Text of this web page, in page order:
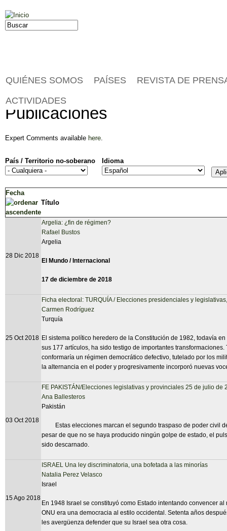
Jump to navigation
Formulario de búsqueda
Buscar
Publicaciones
Expert Comments available here.
País / Territorio no-soberano Idioma
Fecha
Título
28 Dic 2018
Argelia: ¿fin de régimen?
Rafael Bustos
Argelia
El Mundo / Internacional
17 de diciembre de 2018
25 Oct 2018
Ficha electoral: TURQUÍA / Elecciones presidenciales y
Carmen Rodríguez
Turquía
El sistema político heredero de la Constitución de 1982, todavía
sus 177 artículos, ha sido testigo de importantes
conformaría un régimen democrático defectivo, tutelado por los
la alternancia en el poder y progresivamente incorporó nuevas
03 Oct 2018
FE PAKISTÁN/Elecciones legislativas y provinciales 25 de julio de
Ana Ballesteros
Pakistán
Estas elecciones marcan el segundo traspaso de poder civil
pesar de que no se haya producido ningún golpe de estado, el
sido descarnado.
15 Ago 2018
ISRAEL Una ley discriminatoria, una bofetada a las minorías
Natalia Perez Velasco
Israel
En 1948 Israel se constituyó como Estado intentando convencer
ONU era una democracia al estilo occidental. Setenta años
les avergüenza defender que su Israel sea otra cosa.
QUIÉNES SOMOS PAÍSES REVISTA DE
ACTIVIDADES